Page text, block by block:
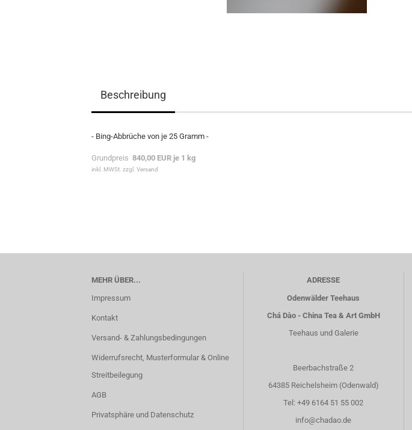
Beschreibung
- Bing-Abbrüche von je 25 Gramm -
Grundpreis 840,00 EUR je 1 kg
inkl. MWSt. zzgl. Versand
MEHR ÜBER...
Impressum
Kontakt
Versand- & Zahlungsbedingungen
Widerrufsrecht, Musterformular & Online
Streitbeilegung
AGB
Privatsphäre und Datenschutz
ADRESSE
Odenwälder Teehaus
Chá Dào - China Tea & Art GmbH
Teehaus und Galerie
Beerbachstraße 2
64385 Reichelsheim (Odenwald)
Tel: +49 6164 51 55 002
info@chadao.de